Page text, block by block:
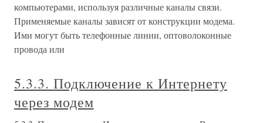
компьютерами, используя различные каналы связи.
Применяемые каналы зависят от конструкции модема.
Ими могут быть телефонные линии, оптоволоконные
провода или
5.3.3. Подключение к Интернету
через модем